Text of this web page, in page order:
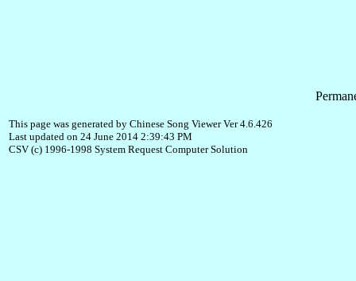
This page was generated by Chinese Song Viewer Ver 4.6.426
Last updated on 24 June 2014 2:39:43 PM
CSV (c) 1996-1998 System Request Computer Solution